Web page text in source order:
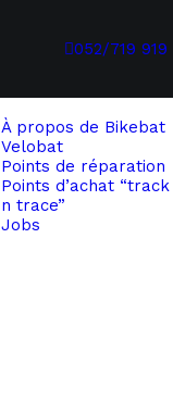
052/719 919
À propos de Bikebat
Velobat
Points de réparation
Points d’achat “track
n trace”
Jobs